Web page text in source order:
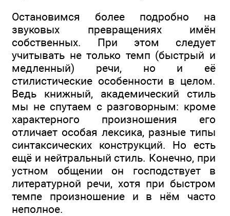
Остановимся более подробно на
звуковых превращениях имён
собственных. При этом следует
учитывать не только темп (быстрый и
медленный) речи, но и её
стилистические особенности в целом.
Ведь книжный, академический стиль
мы не спутаем с разговорным: кроме
характерного произношения его
отличает особая лексика, разные типы
синтаксических конструкций. Но есть
ещё и нейтральный стиль. Конечно, при
устном общении он господствует в
литературной речи, хотя при быстром
темпе произношение и в нём часто
неполное.